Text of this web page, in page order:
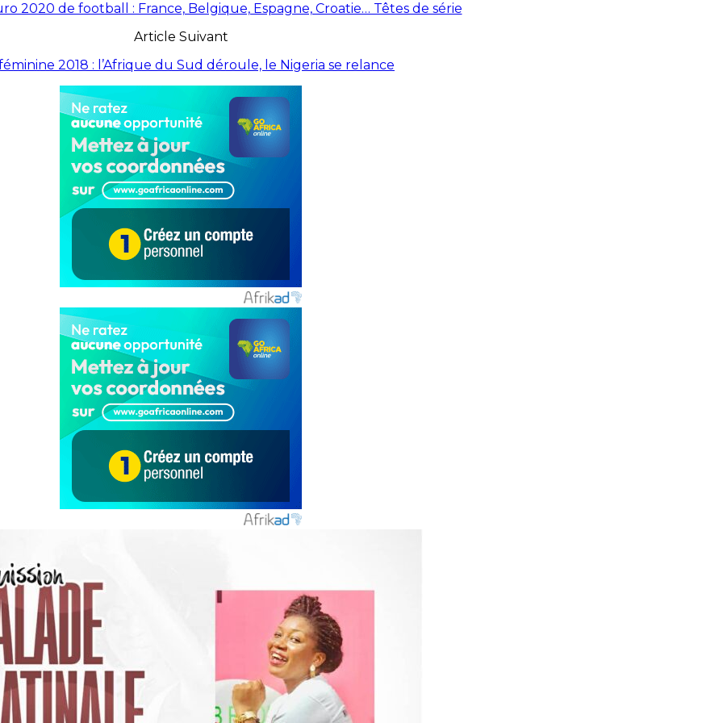
2020 de football : France, Belgique, Espagne, Croatie… Têtes de série
Article Suivant
2018 : l’Afrique du Sud déroule, le Nigeria se relance